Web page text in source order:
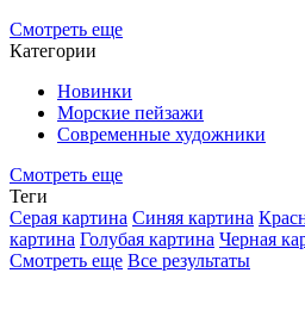
Смотреть еще
Категории
Новинки
Морские пейзажи
Современные художники
Смотреть еще
Теги
Серая картина Синяя картина
картина Голубая картина Черная
Смотреть еще Все результаты